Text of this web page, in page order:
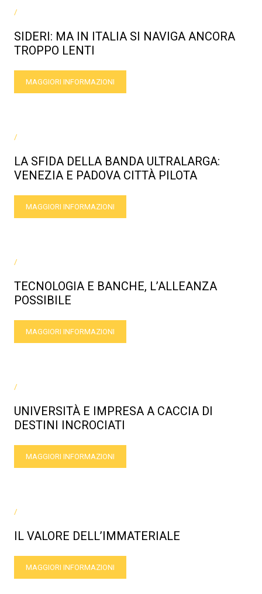
/
SIDERI: MA IN ITALIA SI NAVIGA ANCORA
TROPPO LENTI
MAGGIORI INFORMAZIONI
/
LA SFIDA DELLA BANDA ULTRALARGA:
VENEZIA E PADOVA CITTÀ PILOTA
MAGGIORI INFORMAZIONI
/
TECNOLOGIA E BANCHE, L’ALLEANZA
POSSIBILE
MAGGIORI INFORMAZIONI
/
UNIVERSITÀ E IMPRESA A CACCIA DI
DESTINI INCROCIATI
MAGGIORI INFORMAZIONI
/
IL VALORE DELL’IMMATERIALE
MAGGIORI INFORMAZIONI